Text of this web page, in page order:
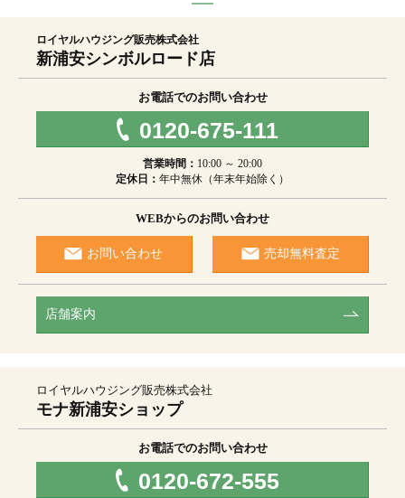
ロイヤルハウジング販売株式会社
新浦安シンボルロード店
お電話でのお問い合わせ
0120-675-111
営業時間： 10:00 ～ 20:00
定休日： 年中無休（年末年始除く）
WEBからのお問い合わせ
お問い合わせ 売却無料査定
店舗案内
ロイヤルハウジング販売株式会社
モナ新浦安ショップ
お電話でのお問い合わせ
0120-672-555